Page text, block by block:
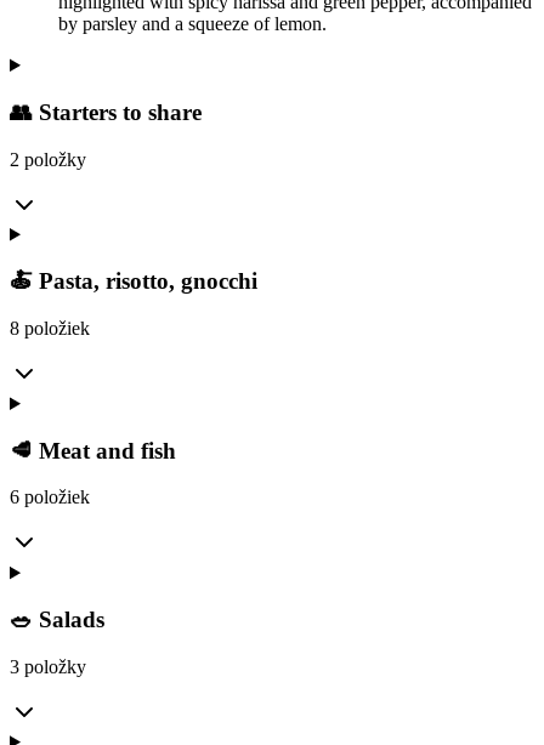
by parsley and a squeeze of lemon.
👥 Starters to share
2 položky
🍝 Pasta, risotto, gnocchi
8 položiek
🥩 Meat and fish
6 položiek
🥗 Salads
3 položky